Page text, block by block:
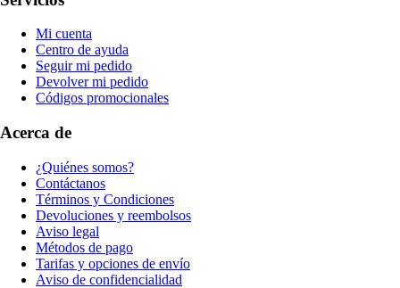
Mi cuenta
Centro de ayuda
Seguir mi pedido
Devolver mi pedido
Códigos promocionales
Acerca de
¿Quiénes somos?
Contáctanos
Términos y Condiciones
Devoluciones y reembolsos
Aviso legal
Métodos de pago
Tarifas y opciones de envío
Aviso de confidencialidad